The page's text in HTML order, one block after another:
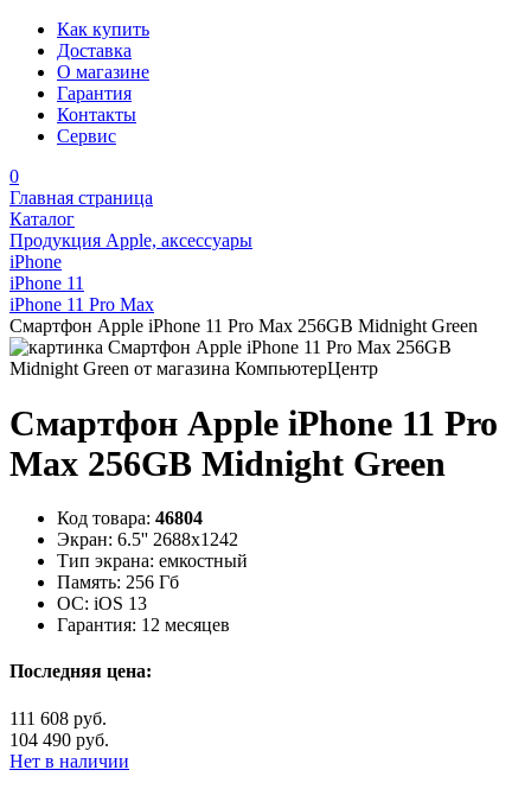
Как купить
Доставка
О магазине
Гарантия
Контакты
Сервис
0
Главная страница
Каталог
Продукция Apple, аксессуары
iPhone
iPhone 11
iPhone 11 Pro Max
Смартфон Apple iPhone 11 Pro Max 256GB Midnight Green
Смартфон Apple iPhone 11 Pro
Max 256GB Midnight Green
Код товара: 46804
Экран: 6.5'' 2688x1242
Тип экрана: емкостный
Память: 256 Гб
ОС: iOS 13
Гарантия: 12 месяцев
Последняя цена:
111 608 руб.
104 490 руб.
Нет в наличии